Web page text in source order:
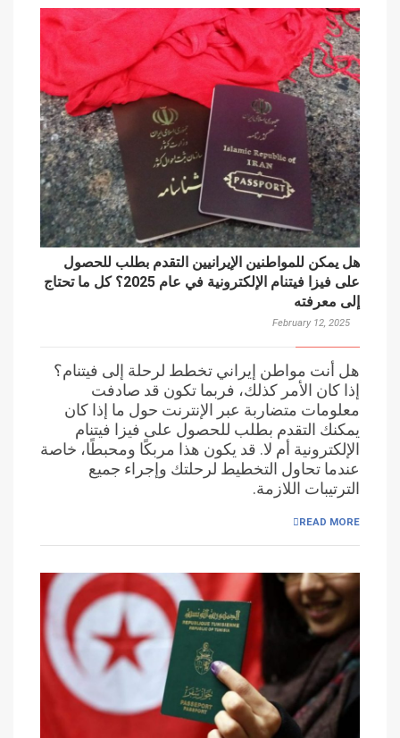
هل يمكن للمواطنين الإيرانيين التقدم بطلب للحصول
على فيزا فيتنام الإلكترونية في عام 2025؟ كل ما تحتاج
إلى معرفته
February 12, 2025
هل أنت مواطن إيراني تخطط لرحلة إلى فيتنام؟
إذا كان الأمر كذلك، فربما تكون قد صادفت
معلومات متضاربة عبر الإنترنت حول ما إذا كان
يمكنك التقدم بطلب للحصول على فيزا فيتنام
الإلكترونية أم لا. قد يكون هذا مربكًا ومحبطًا، خاصة
عندما تحاول التخطيط لرحلتك وإجراء جميع
الترتيبات اللازمة.
READ MORE